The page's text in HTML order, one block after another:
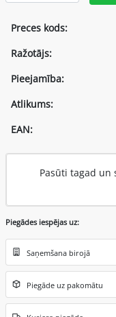
Preces kods:
Ražotājs:
Pieejamība:
Atlikums:
EAN:
Pasūti tagad un
Piegādes iespējas uz:
Saņemšana birojā
Piegāde uz pakomātu